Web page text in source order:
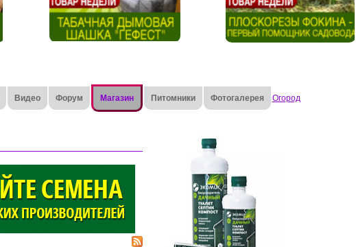
Видео Форум Магазин Питомники Фотогалерея Огород